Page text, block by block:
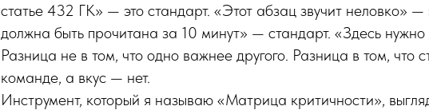
статье 432 ГК» — это стандарт. «Этот абзац звучит неловко» —
должна быть прочитана за 10 минут» — стандарт. «Здесь нужно
Разница не в том, что одно важнее другого. Разница в том, что
команде, а вкус — нет.
Инструмент, который я называю «Матрица критичности»,